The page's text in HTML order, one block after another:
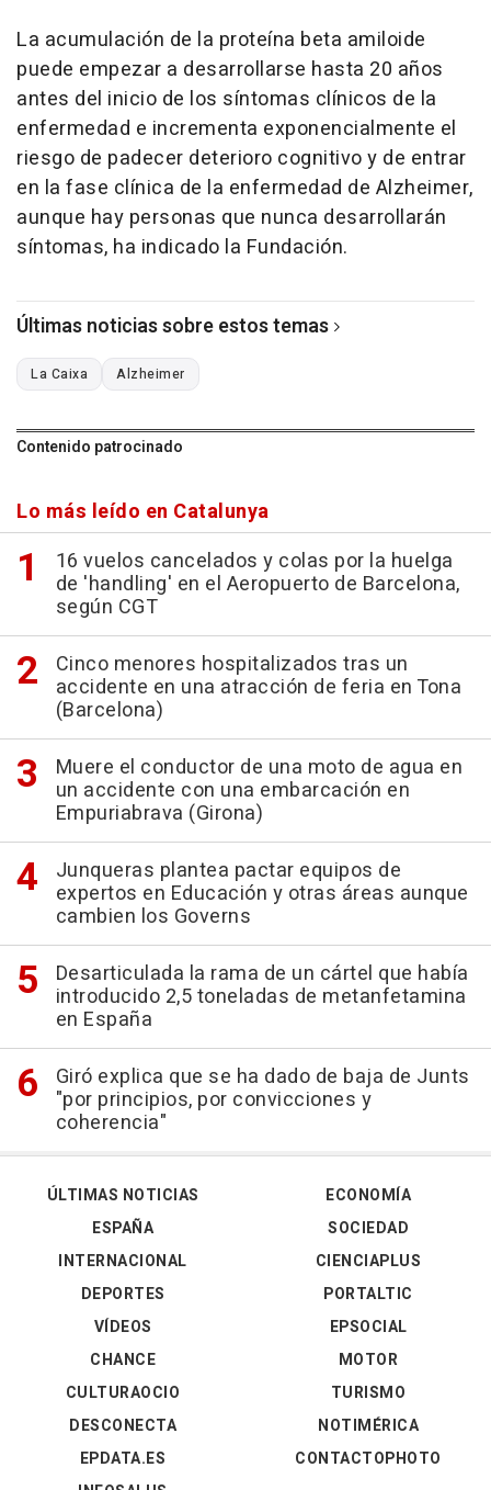
La acumulación de la proteína beta amiloide
puede empezar a desarrollarse hasta 20 años
antes del inicio de los síntomas clínicos de la
enfermedad e incrementa exponencialmente el
riesgo de padecer deterioro cognitivo y de entrar
en la fase clínica de la enfermedad de Alzheimer,
aunque hay personas que nunca desarrollarán
síntomas, ha indicado la Fundación.
Últimas noticias sobre estos temas
La Caixa Alzheimer
Contenido patrocinado
Lo más leído en Catalunya
16 vuelos cancelados y colas por la huelga
de 'handling' en el Aeropuerto de Barcelona,
según CGT
Cinco menores hospitalizados tras un
accidente en una atracción de feria en Tona
(Barcelona)
Muere el conductor de una moto de agua en
un accidente con una embarcación en
Empuriabrava (Girona)
Junqueras plantea pactar equipos de
expertos en Educación y otras áreas aunque
cambien los Governs
Desarticulada la rama de un cártel que había
introducido 2,5 toneladas de metanfetamina
en España
Giró explica que se ha dado de baja de Junts
"por principios, por convicciones y
coherencia"
ÚLTIMAS NOTICIAS
ESPAÑA
INTERNACIONAL
DEPORTES
VÍDEOS
ECONOMÍA
SOCIEDAD
CIENCIAPLUS
PORTALTIC
EPSOCIAL
CHANCE
CULTURAOCIO
DESCONECTA
EPDATA.ES
MOTOR
TURISMO
NOTIMÉRICA
CONTACTOPHOTO